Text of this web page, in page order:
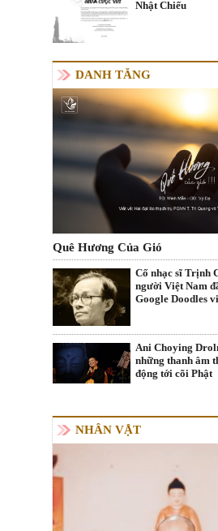
Nhật Chiếu
DANH TĂNG
Quê Hương Của Gió
Cố nhạc sĩ Trịnh
người Việt Nam
Google Doodles
Ani Choying
những thanh âm
động tới cõi Phật
NHÂN VẬT